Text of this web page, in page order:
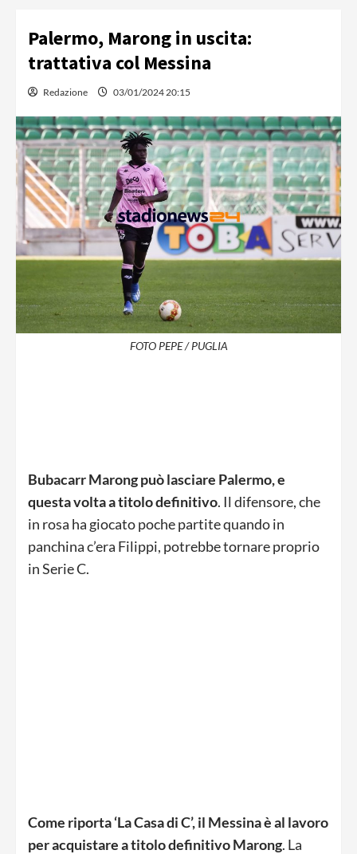
Palermo, Marong in uscita:
trattativa col Messina
Redazione 03/01/2024 20:15
FOTO PEPE / PUGLIA
Bubacarr Marong può lasciare Palermo, e
questa volta a titolo definitivo. Il difensore, che
in rosa ha giocato poche partite quando in
panchina c’era Filippi, potrebbe tornare proprio
in Serie C.
Come riporta ‘La Casa di C’, il Messina è al lavoro
per acquistare a titolo definitivo Marong. La